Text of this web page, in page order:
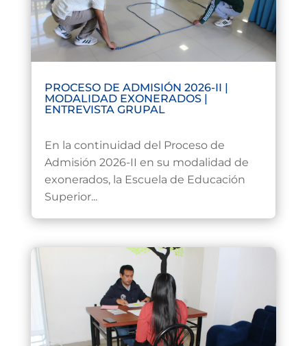
PROCESO DE ADMISIÓN 2026-II |
MODALIDAD EXONERADOS |
ENTREVISTA GRUPAL
En la continuidad del Proceso de
Admisión 2026-II en su modalidad de
exonerados, la Escuela de Educación
Superior...